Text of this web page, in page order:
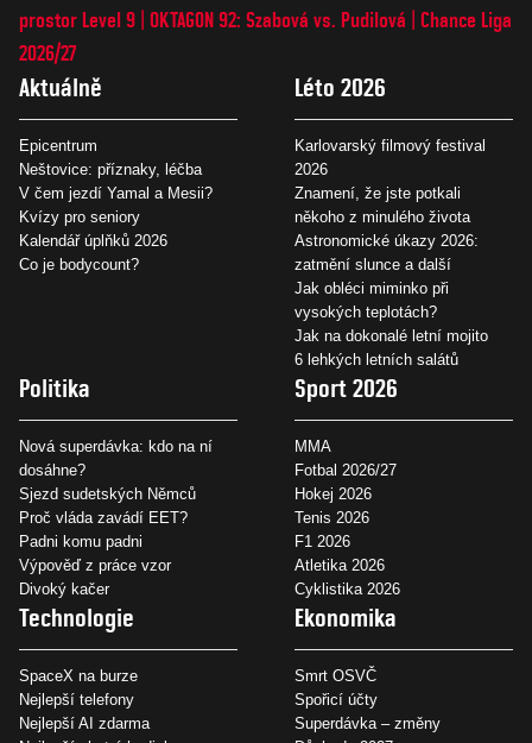
prostor Level 9 OKTAGON 92: Szabová vs. Pudilová
Chance Liga
2026/27
Aktuálně
Epicentrum
Neštovice: příznaky, léčba
V čem jezdí Yamal a Mesii?
Kvízy pro seniory
Kalendář úplňků 2026
Co je bodycount?
Léto 2026
Karlovarský filmový festival
2026
Znamení, že jste potkali
někoho z minulého života
Astronomické úkazy 2026:
zatmění slunce a další
Jak obléci miminko při
vysokých teplotách?
Jak na dokonalé letní mojito
6 lehkých letních salátů
Politika
Nová superdávka: kdo na ní
dosáhne?
Sjezd sudetských Němců
Proč vláda zavádí EET?
Padni komu padni
Výpověď z práce vzor
Divoký kačer
Sport 2026
MMA
Fotbal 2026/27
Hokej 2026
Tenis 2026
F1 2026
Atletika 2026
Cyklistika 2026
Technologie
SpaceX na burze
Nejlepší telefony
Nejlepší AI zdarma
Ekonomika
Smrt OSVČ
Spořicí účty
Superdávka – změny